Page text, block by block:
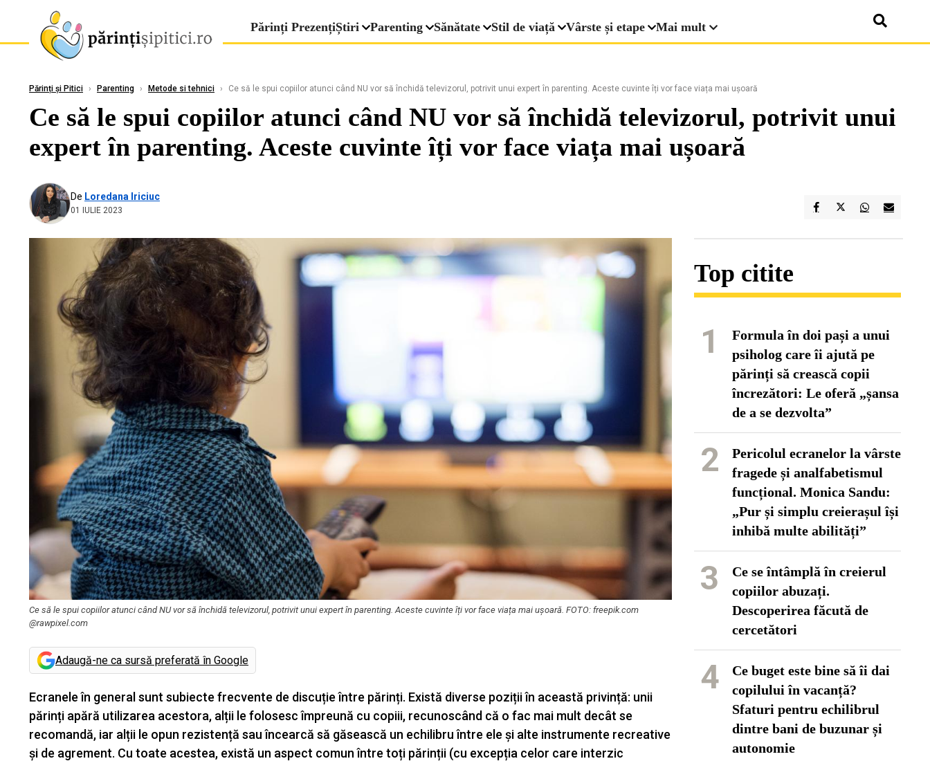
Părinți PrezențiȘtiri Parenting Sănătate Stil de viață Vârste și etape Mai mult
Părinți și Pitici › Parenting › Metode si tehnici › Ce să le spui copiilor atunci când NU vor să închidă televizorul, potrivit unui expert în parenting. Aceste cuvinte îți vor face viața mai ușoară
Ce să le spui copiilor atunci când NU vor să închidă televizorul, potrivit unui
expert în parenting. Aceste cuvinte îți vor face viața mai ușoară
De Loredana Iriciuc
01 IULIE 2023
Ce să le spui copiilor atunci când NU vor să închidă televizorul, potrivit unui expert în parenting. Aceste cuvinte îți vor face viața mai ușoară. FOTO: freepik.com
@rawpixel.com
Adaugă-ne ca sursă preferată în Google
Ecranele în general sunt subiecte frecvente de discuție între părinți. Există diverse poziții în această privință: unii
părinți apără utilizarea acestora, alții le folosesc împreună cu copiii, recunoscând că o fac mai mult decât se
recomandă, iar alții le opun rezistență sau încearcă să găsească un echilibru între ele și alte instrumente recreative
și de agrement. Cu toate acestea, există un aspect comun între toți părinții (cu excepția celor care interzic
Top citite
1
Formula în doi pași a unui
psiholog care îi ajută pe
părinți să crească copii
încrezători: Le oferă „șansa
de a se dezvolta”
2
Pericolul ecranelor la vârste
fragede și analfabetismul
funcțional. Monica Sandu:
„Pur și simplu creierașul își
inhibă multe abilități”
3
Ce se întâmplă în creierul
copiilor abuzați.
Descoperirea făcută de
cercetători
4
Ce buget este bine să îi dai
copilului în vacanță?
Sfaturi pentru echilibrul
dintre bani de buzunar și
autonomie